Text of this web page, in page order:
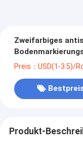
Zweifarbiges
Preis：USD(1-3.5)/
Produkt-